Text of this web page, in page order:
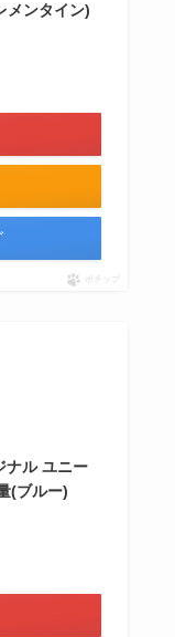
メンタイン)
ポチップ
ル ユニー
(ブルー)